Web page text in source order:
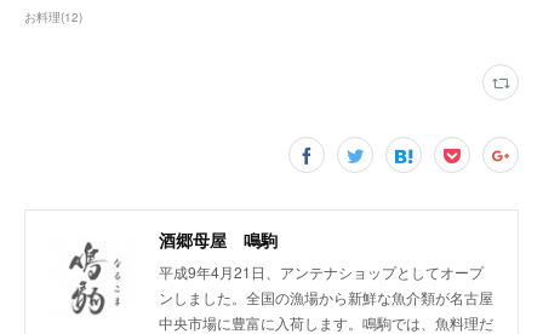
お料理(12)
酒郷母屋 鳴駒
平成9年4月21日、アンテナショップとしてオープ
ンしました。全国の漁場から新鮮な魚介類が名古屋
中央市場に豊富に入荷します。鳴駒では、魚料理だ